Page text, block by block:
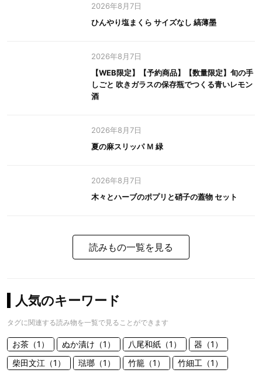
2026年8月7日
ひんやり塩まくら サイズなし 縞薄墨
2026年8月7日
【WEB限定】【予約商品】【数量限定】旬の手
しごと 吹きガラスの保存瓶でつくる青いレモン
酒
2026年8月7日
夏の麻スリッパ Ｍ 緑
2026年8月7日
木々とハーブのポプリと硝子の蓋物 セット
読みもの一覧を見る
人気のキーワード
タグに関連する読み物を一覧で見ることができます
お茶（1） ぬか漬け（1） 八尾和紙（1）
器（1）
柴田文江（1）
琺瑯（1） 竹籠（1） 竹細工（1）